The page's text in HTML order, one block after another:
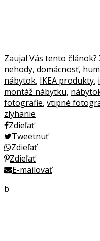
Zaujal Vás tento článok?
nehody, domácnosť,
nábytok, IKEA produkty,
montáž nábytku,
fotografie, vtipné
zlyhanie
Zdieľať
Tweetnuť
Zdieľať
Zdieľať
E-mailovať
b